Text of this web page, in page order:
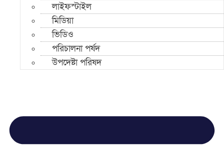
লাইফস্টাইল
মিডিয়া
ভিডিও
পরিচালনা পর্ষদ
উপদেষ্টা পরিষদ